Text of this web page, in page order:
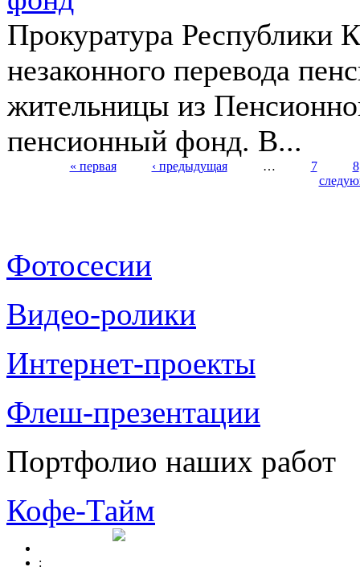
Прокуратура Республики
незаконного перевода
жительницы из
пенсионный фонд. В...
« первая ‹ предыдущая … 7
8
Фотосесии
Видео-ролики
Интернет-проекты
Флеш-презентации
Портфолио наших работ
Кофе-Тайм
: